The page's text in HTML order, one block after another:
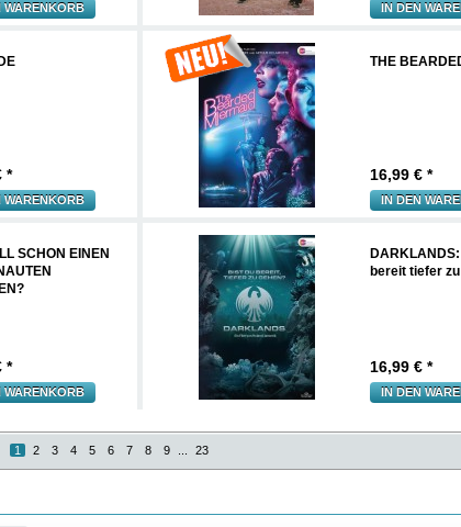
WARENKORB IN DEN
*
WARENKORB
THE
16,99 € *
IN DEN
SCHON EINEN
*
WARENKORB
bereit tiefer
16,99 € *
IN DEN
1 2 3 4 5 6 7 8 9 23